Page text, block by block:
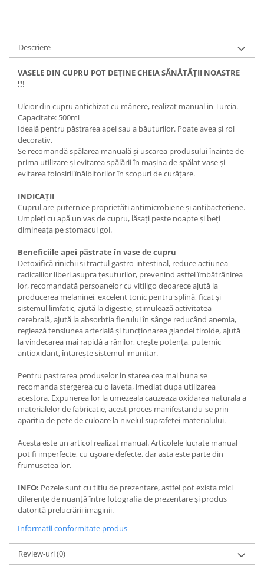
Descriere
VASELE DIN CUPRU POT DEȚINE CHEIA SĂNĂTĂȚII NOASTRE
!!!
Ulcior din cupru antichizat cu mânere, realizat manual in Turcia.
Capacitate: 500ml
Ideală pentru păstrarea apei sau a băuturilor. Poate avea și rol
decorativ.
Se recomandă spălarea manuală și uscarea produsului înainte de
prima utilizare și evitarea spălării în mașina de spălat vase și
evitarea folosirii înălbitorilor în scopuri de curățare.
INDICAȚII
Cuprul are puternice proprietăți antimicrobiene și antibacteriene.
Umpleți cu apă un vas de cupru, lăsați peste noapte și beți
dimineața pe stomacul gol.
Beneficiile apei păstrate în vase de cupru
Detoxifică rinichii si tractul gastro-intestinal, reduce acțiunea
radicalilor liberi asupra țesuturilor, prevenind astfel îmbătrânirea
lor, recomandată persoanelor cu vitiligo deoarece ajută la
producerea melaninei, excelent tonic pentru splină, ficat și
sistemul limfatic, ajută la digestie, stimulează activitatea
cerebrală, ajută la absorbția fierului în sânge reducând anemia,
reglează tensiunea arterială și funcționarea glandei tiroide, ajută
la vindecarea mai rapidă a rănilor, crește potența, puternic
antioxidant, întarește sistemul imunitar.
Pentru pastrarea produselor in starea cea mai buna se
recomanda stergerea cu o laveta, imediat dupa utilizarea
acestora. Expunerea lor la umezeala cauzeaza oxidarea naturala a
materialelor de fabricatie, acest proces manifestandu-se prin
aparitia de pete de culoare la nivelul suprafetei materialului.
Acesta este un articol realizat manual. Articolele lucrate manual
pot fi imperfecte, cu ușoare defecte, dar asta este parte din
frumusetea lor.
INFO: Pozele sunt cu titlu de prezentare, astfel pot exista mici
diferențe de nuanță între fotografia de prezentare și produs
datorită prelucrării imaginii.
Informatii conformitate produs
Review-uri(0)